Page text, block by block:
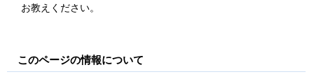
お教えください。
このページの情報について